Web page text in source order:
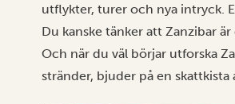
utflykter, turer och nya intryck.
Du kanske tänker att Zanzibar
Och när du väl börjar utforska
stränder, bjuder på en skattkista